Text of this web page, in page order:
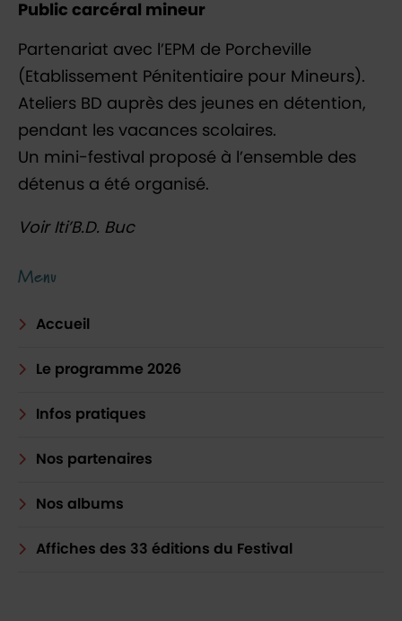
Public carcéral mineur
Partenariat avec l’EPM de Porcheville
(Etablissement Pénitentiaire pour Mineurs).
Ateliers BD auprès des jeunes en détention,
pendant les vacances scolaires.
Un mini-festival proposé à l’ensemble des
détenus a été organisé.
Voir Iti’B.D. Buc
Menu
Accueil
Le programme 2026
Infos pratiques
Nos partenaires
Nos albums
Affiches des 33 éditions du Festival